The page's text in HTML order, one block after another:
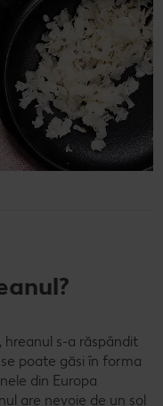
hreanul s-a răspândit
poate găsi în forma
din Europa
are nevoie de un sol